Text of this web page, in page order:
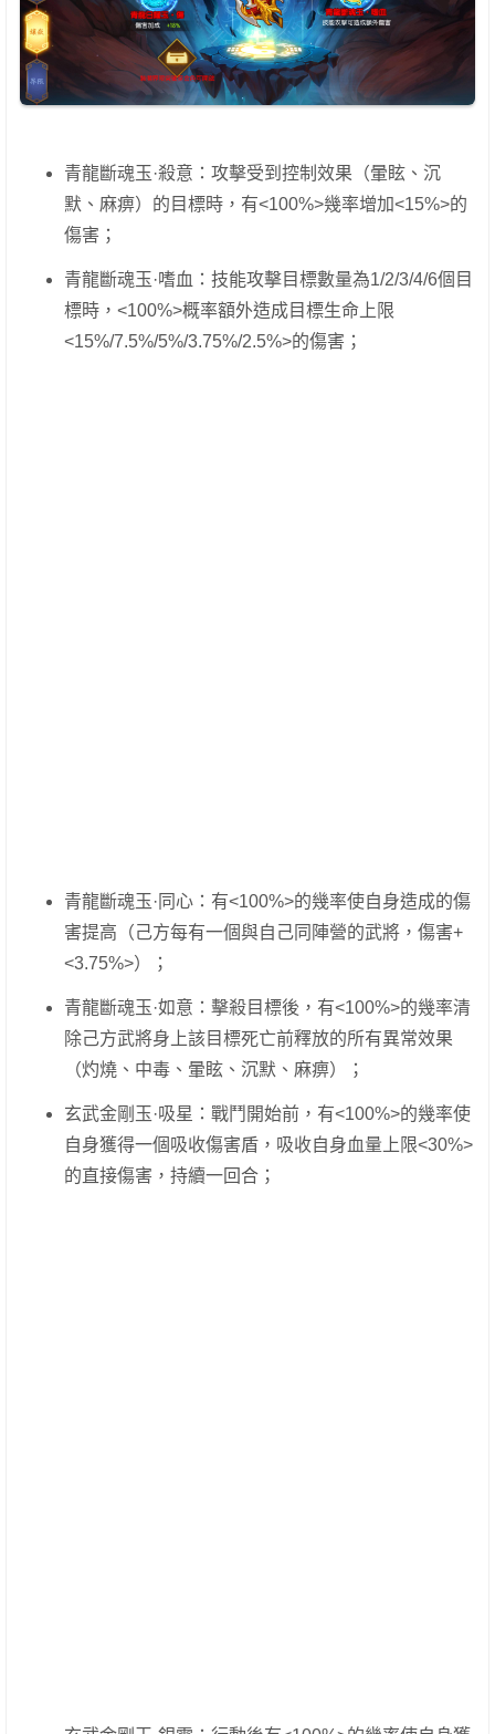
青龍斷魂玉·殺意：攻擊受到控制效果（暈眩、沉
默、麻痹）的目標時，有<100%>幾率增加<15%>的
傷害；
青龍斷魂玉·嗜血：技能攻擊目標數量為1/2/3/4/6個目
標時，<100%>概率額外造成目標生命上限
<15%/7.5%/5%/3.75%/2.5%>的傷害；
青龍斷魂玉·同心：有<100%>的幾率使自身造成的傷
害提高（己方每有一個與自己同陣營的武將，傷害+
<3.75%>）；
青龍斷魂玉·如意：擊殺目標後，有<100%>的幾率清
除己方武將身上該目標死亡前釋放的所有異常效果
（灼燒、中毒、暈眩、沉默、麻痹）；
玄武金剛玉·吸星：戰鬥開始前，有<100%>的幾率使
自身獲得一個吸收傷害盾，吸收自身血量上限<30%>
的直接傷害，持續一回合；